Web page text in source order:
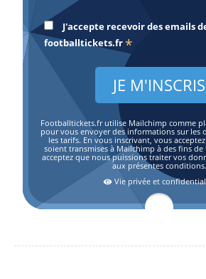
J'accepte recevoir des emails
footballtickets.fr *
Footballtickets.fr utilise Mailchimp comme
pour vous envoyer des informations sur les
les tarifs. En vous inscrivant, vous
soient transmises à Mailchimp à des fins
acceptez que nous puissions traiter vos
aux présentes conditions.
Vie privée et